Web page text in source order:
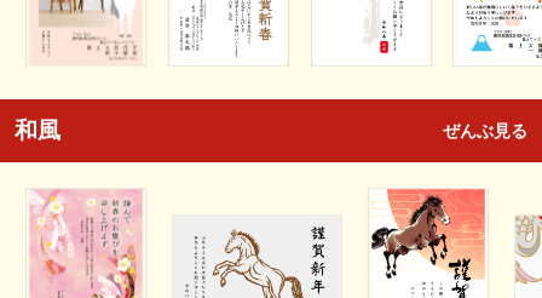
和風 ぜんぶ見る